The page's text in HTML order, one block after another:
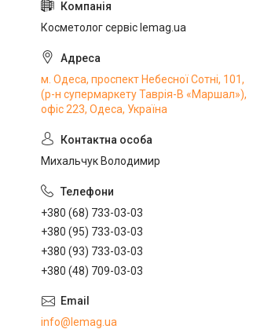
Косметолог сервіс lemag.ua
м. Одеса, проспект Небесної Сотні, 101,
(р-н супермаркету Таврія-В «Маршал»),
офіс 223, Одеса, Україна
Михальчук Володимир
+380 (68) 733-03-03
+380 (95) 733-03-03
+380 (93) 733-03-03
+380 (48) 709-03-03
info@lemag.ua